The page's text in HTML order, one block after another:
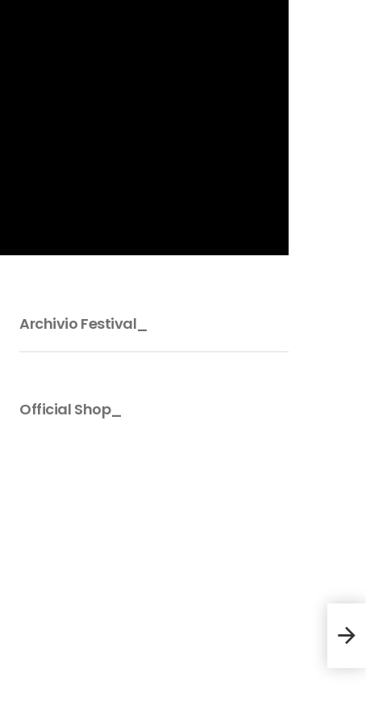
Archivio Festival_
Official Shop_